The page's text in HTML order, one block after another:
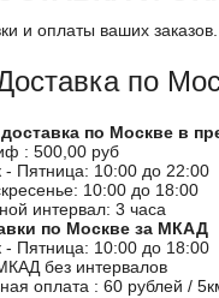
и оплаты ваших заказов.
по
доставка по Москве в
: 500,00 руб
- Пятница: 10:00 до 22:00
10:00 до 18:00
интервал: 3 часа
по Москве за МКАД
- Пятница: 10:00 до 18:00
без интервалов
оплата : 60 рублей /